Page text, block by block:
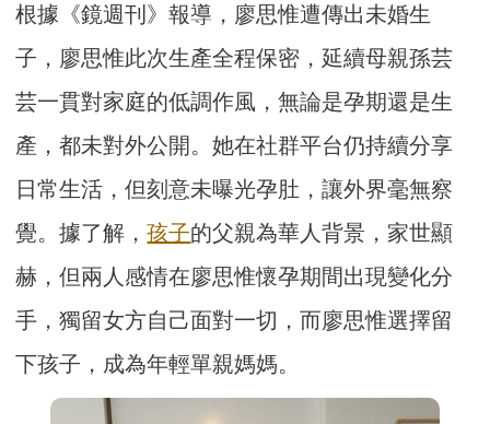
根據《鏡週刊》報導，廖思惟遭傳出未婚生
子，廖思惟此次生產全程保密，延續母親孫芸
芸一貫對家庭的低調作風，無論是孕期還是生
產，都未對外公開。她在社群平台仍持續分享
日常生活，但刻意未曝光孕肚，讓外界毫無察
覺。據了解，孩子的父親為華人背景，家世顯
赫，但兩人感情在廖思惟懷孕期間出現變化分
手，獨留女方自己面對一切，而廖思惟選擇留
下孩子，成為年輕單親媽媽。